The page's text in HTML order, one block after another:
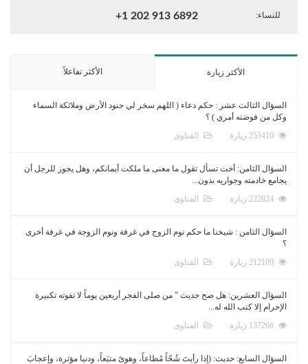
للنساء: +1 202 913 6892
الأكثر زيارة الأكثر تفاعلاً
السؤال الثالث عشر : حكم دعاء ( اللهم سخر لي جنود الأرض وملائكة السماء
وكل من فوضته أمري ) ؟
الفتاوى
السؤال الثامن: أخت تسأل تقول ما معنى ما ملكت أيمانكم، وهل يجوز للرجل أن
يجامع خادمته وجواريه بدون...
الفتاوى
السؤال الثامن : شيخنا ما حكم نوم الزوج في غرفة ونوم الزوجة في غرفة أخرى
؟
الفتاوى
السؤال العشرين: هل صح حديث " من صلى الفجر أربعين يوماً لا تفوته تكبيرة
الإحرام إلا كتب الله له...
الفتاوى
السؤال السابع: حديث: (إذا رأيتَ شُحّاً مُطاعاً، وهوىً متبَعاً، ودنيا مؤثرة، وإعجابَ